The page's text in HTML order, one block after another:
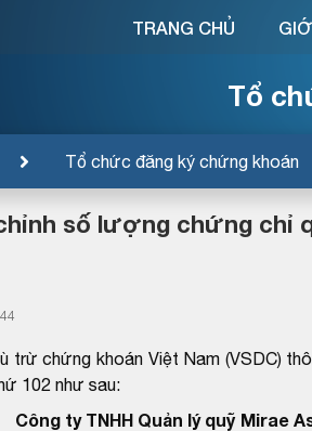
Tổ
Tổ chức đăng ký chứng khoán
TRANG CHỦ
số lượng chứng chỉ
trừ chứng khoán Việt Nam (VSDC)
102 như sau:
Công ty TNHH Quản lý quỹ Mirae